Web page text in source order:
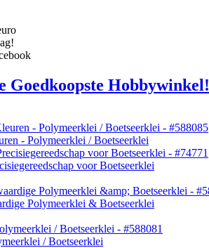
Goedkoopste Hobbywinkel!
- Polymeerklei / Boetseerklei
voor Boetseerklei
Polymeerklei & Boetseerklei
/ Boetseerklei